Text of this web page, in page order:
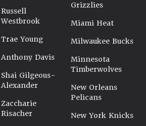
Russell
Westbrook
Trae Young
Anthony Davis
Shai Gilgeous-
Alexander
Zaccharie
Risacher
Grizzlies
Miami Heat
Milwaukee Bucks
Minnesota
Timberwolves
New Orleans
Pelicans
New York Knicks